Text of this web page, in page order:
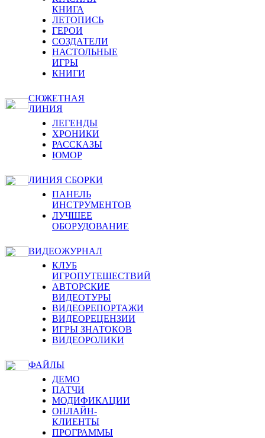
КНИГА
ЛЕТОПИСЬ
ГЕРОИ
СОЗДАТЕЛИ
НАСТОЛЬНЫЕ
ИГРЫ
КНИГИ
СЮЖЕТНАЯ
ЛИНИЯ
ЛЕГЕНДЫ
ХРОНИКИ
РАССКАЗЫ
ЮМОР
ЛИНИЯ СБОРКИ
ПАНЕЛЬ
ИНСТРУМЕНТОВ
ЛУЧШЕЕ
ОБОРУДОВАНИЕ
ВИДЕОЖУРНАЛ
КЛУБ
ИГРОПУТЕШЕСТВИЙ
АВТОРСКИЕ
ВИДЕОТУРЫ
ВИДЕОРЕПОРТАЖИ
ВИДЕОРЕЦЕНЗИИ
ИГРЫ ЗНАТОКОВ
ВИДЕОРОЛИКИ
ФАЙЛЫ
ДЕМО
ПАТЧИ
МОДИФИКАЦИИ
ОНЛАЙН-
КЛИЕНТЫ
ПРОГРАММЫ